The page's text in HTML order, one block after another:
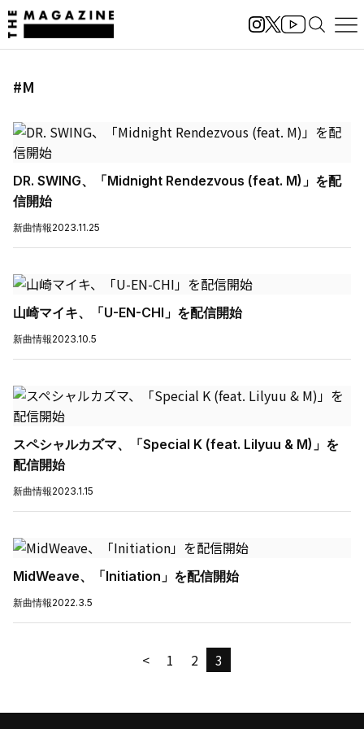
#M
DR. SWING、「Midnight Rendezvous (feat. M)」を配
信開始
新曲情報2023.11.25
山崎マイキ、「U-EN-CHI」を配信開始
新曲情報2023.10.5
スペシャルカズマ、「Special K (feat. Lilyuu & M)」を
配信開始
新曲情報2023.1.15
MidWeave、「Initiation」を配信開始
新曲情報2022.3.5
< 1 2 3